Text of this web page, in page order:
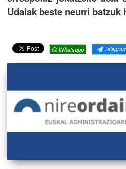
Udalak beste neurri batzuk
Whatsapp Telegram